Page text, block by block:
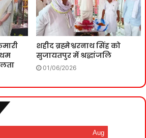
शहीद ब्रह्मेश्वरनाथ सिंह को
सुजायतपुर में श्रद्धांजलि
01/06/2026
Aug